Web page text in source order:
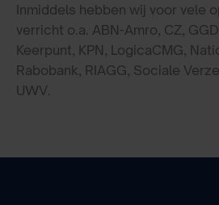
Inmiddels hebben wij voor vele
verricht o.a. ABN-Amro, CZ,
Keerpunt, KPN, LogicaCMG,
Rabobank, RIAGG, Sociale
UWV.